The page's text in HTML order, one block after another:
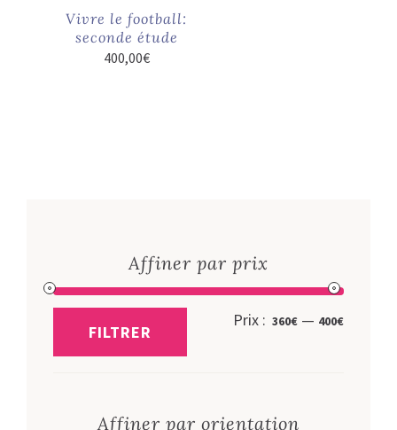
Vivre le football:
seconde étude
400,00€
Affiner par prix
Prix
Prix
FILTRER
Prix : 360€ — 400€
Affiner par orientation